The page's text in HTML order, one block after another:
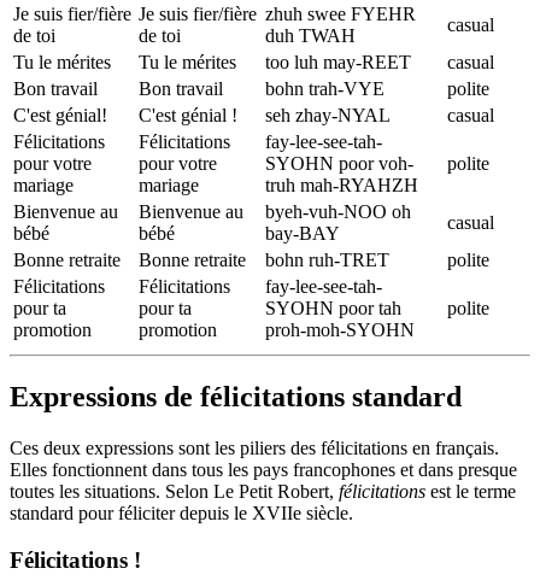
Je suis fier/fière
de toi
Je suis fier/fière
de toi
zhuh swee FYEHR
duh TWAH
casual
Tu le mérites
Tu le mérites too luh may-REET
casual
Bon travail
Bon travail bohn trah-VYE
polite
C'est génial!
C'est génial ! seh zhay-NYAL
casual
Félicitations
pour votre
mariage
Félicitations
pour votre
mariage
fay-lee-see-tah-
SYOHN poor voh-
truh mah-RYAHZH
polite
Bienvenue au
bébé
Bienvenue au
bébé
byeh-vuh-NOO oh
bay-BAY
casual
Bonne retraite
Bonne retraite bohn ruh-TRET
polite
Félicitations
pour ta
promotion
Félicitations
pour ta
promotion
fay-lee-see-tah-
SYOHN poor tah
proh-moh-SYOHN
polite
Expressions de félicitations standard
Ces deux expressions sont les piliers des félicitations en français.
Elles fonctionnent dans tous les pays francophones et dans presque
toutes les situations. Selon Le Petit Robert, félicitations est le terme
standard pour féliciter depuis le XVIIe siècle.
Félicitations !